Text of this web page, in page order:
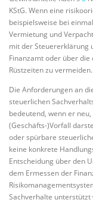
KStG. Wenn eine
beispielsweise bei
Vermietung und
mit der Steuererklärung
Finanzamt oder über
Rüstzeiten zu vermeiden.
Die Anforderungen an
steuerlichen
bedeutend, wenn er
(Geschäfts-)Vorfall
oder spürbare
keine konkrete
Entscheidung über den
dem Ermessen der
Sachverhalte unterstützt